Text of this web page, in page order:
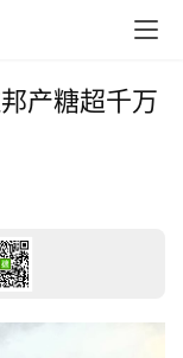
产糖超千万